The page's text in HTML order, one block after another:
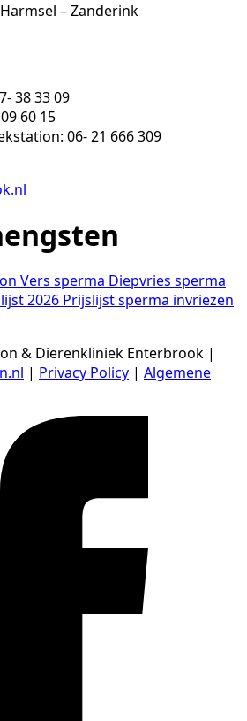
– Zanderink
38 33 09
60 15
06- 21 666 309
Vers sperma Diepvries sperma
2026 Prijslijst sperma invriezen
& Dierenkliniek Enterbrook |
| Privacy Policy | Algemene